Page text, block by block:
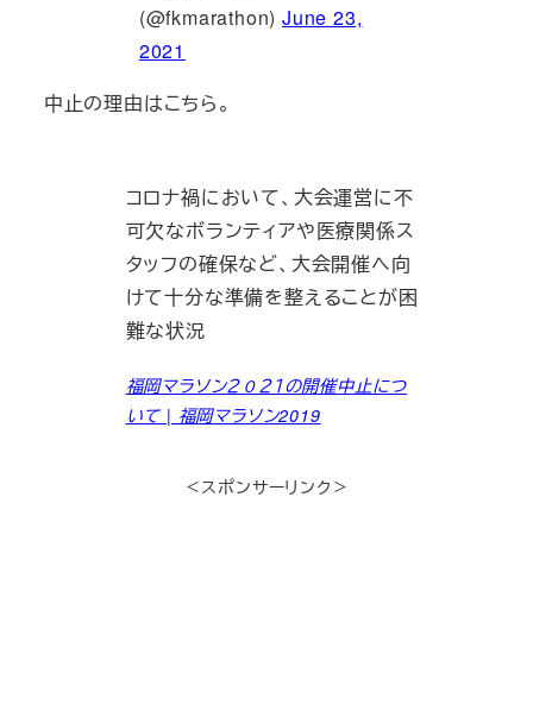
(@fkmarathon) June 23,
2021
中止の理由はこちら。
コロナ禍において、大会運営に不
可欠なボランティアや医療関係ス
タッフの確保など、大会開催へ向
けて十分な準備を整えることが困
難な状況
福岡マラソン２０２１の開催中止につ
いて | 福岡マラソン2019
＜スポンサーリンク＞